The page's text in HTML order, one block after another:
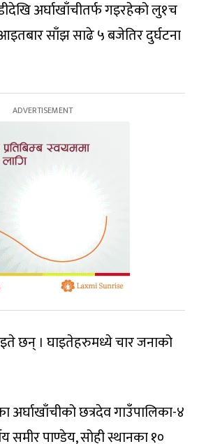
अर्घाखाँचीतर्फ गइरहेको लु१च
साँझ साढे ५ बजेतिर दुर्घटना
छन् । घाइतेहरुमध्ये चार जनाको
अर्घाखाँचीको छत्रदेव गाउँपालिका-४
समीर पाण्डेय, सोही स्थानका १०